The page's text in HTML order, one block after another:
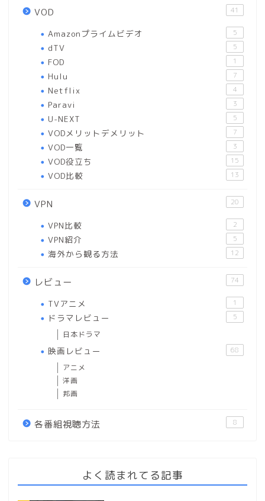
VOD 41
Amazonプライムビデオ 5
dTV 5
FOD 1
Hulu 7
Netflix 4
Paravi 3
U-NEXT 5
VODメリットデメリット 7
VOD一覧 3
VOD役立ち 15
VOD比較 13
VPN 20
VPN比較 2
VPN紹介 5
海外から観る方法 12
レビュー 74
TVアニメ 1
ドラマレビュー 5
日本ドラマ
映画レビュー 68
アニメ
洋画
邦画
各番組視聴方法 8
よく読まれてる記事